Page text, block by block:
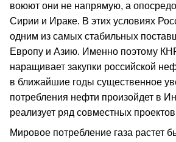
воюют они не напрямую, а
Сирии и Ираке. В этих условиях
одним из самых стабильных
Европу и Азию. Именно поэтому
наращивает закупки российской
в ближайшие годы существенное
потребления нефти произойдет в
реализует ряд совместных
Мировое потребление газа растет